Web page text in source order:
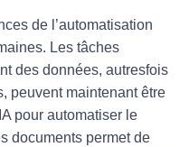
de l’automatisation
. Les tâches
des données, autresfois
peuvent maintenant être
pour automatiser le
documents permet de